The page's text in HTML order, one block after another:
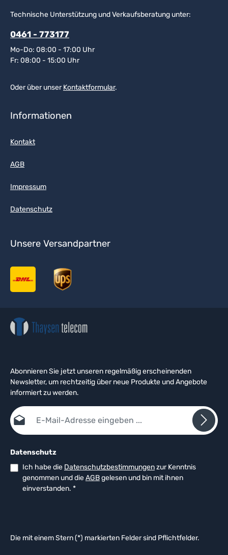
Technische Unterstützung und Verkaufsberatung unter:
0461 - 773177
Mo-Do: 08:00 - 17:00 Uhr
Fr: 08:00 - 15:00 Uhr
Oder über unserKontaktformular.
Informationen
Kontakt
AGB
Impressum
Datenschutz
Unsere Versandpartner
Abonnieren Sie jetzt unseren regelmäßig erscheinenden
Newsletter, um rechtzeitig über neue Produkte und Angebote
informiert zu werden.
E-Mail-Adresse*
Datenschutz
Ich habe die Datenschutzbestimmungenzur Kenntnis
genommen und dieAGBgelesen und bin mit ihnen
einverstanden. *
Die mit einem Stern (*) markierten Felder sind Pflichtfelder.